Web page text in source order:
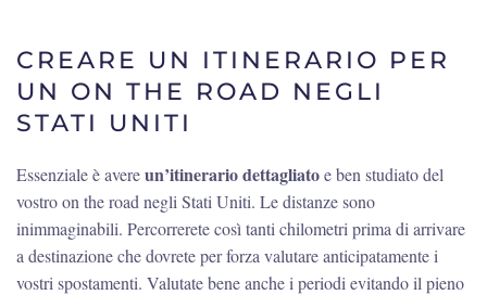
CREARE UN ITINERARIO PER
UN ON THE ROAD NEGLI
STATI UNITI
Essenziale è avereun’itinerario dettagliatoe ben studiato del
vostro on the road negli Stati Uniti. Le distanze sono
inimmaginabili. Percorrerete così tanti chilometri prima di arrivare
a destinazione che dovrete per forza valutare anticipatamente i
vostri spostamenti. Valutate bene anche i periodi evitando il pieno